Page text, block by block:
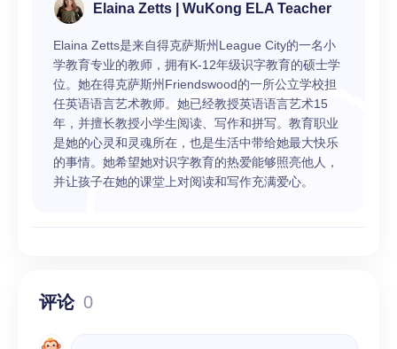
Elaina Zetts | WuKong ELA Teacher
Elaina Zetts是来自得克萨斯州League City的一名小
学教育专业的教师，拥有K-12年级识字教育的硕士学
位。她在得克萨斯州Friendswood的一所公立学校担
任英语语言艺术教师。她已经教授英语语言艺术15
年，并擅长教授小学生阅读、写作和拼写。教育职业
是她的心灵和灵魂所在，也是生活中带给她最大快乐
的事情。她希望她对识字教育的热爱能够照亮他人，
并让孩子在她的课堂上对阅读和写作充满爱心。
评论 0